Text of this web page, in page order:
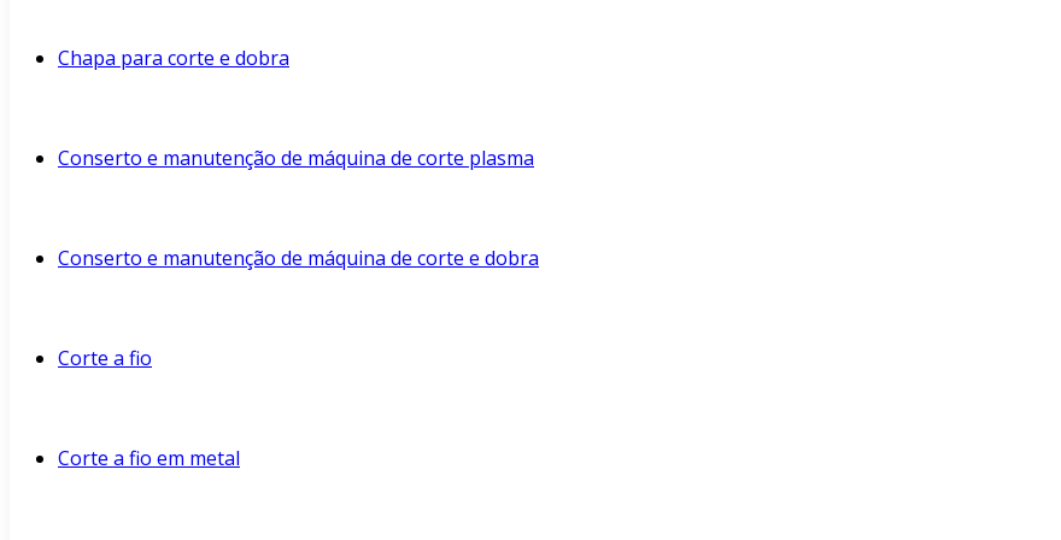
Chapa para corte e dobra
Conserto e manutenção de máquina de corte plasma
Conserto e manutenção de máquina de corte e dobra
Corte a fio
Corte a fio em metal